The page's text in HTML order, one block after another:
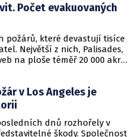
Počet evakuovaných
požárů, které devastují tisíce
Největší z nich, Palisades,
na ploše téměř 20 000 akrů.
v Los Angeles je
dnů rozhořely v
škody. Společnost